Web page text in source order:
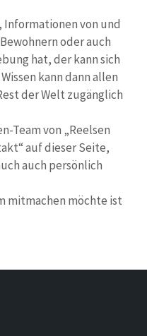
Informationen von und
oder auch
hat, der kann sich
kann dann allen
der Welt zugänglich
Team von „Reelsen
auf dieser Seite,
auch persönlich
mitmachen möchte ist